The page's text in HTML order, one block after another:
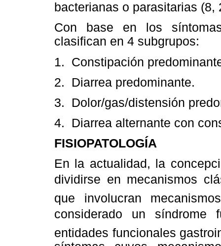
bacterianas o parasitarias (8,
Con base en los
clasifican en 4 subgrupos:
1. Constipación
2. Diarrea predominante.
3. Dolor/gas/distensión
4. Diarrea alternante con
FISIOPATOLOGÍA
En la actualidad, la
dividirse en mecanismos
que involucran
considerado un síndrome
entidades funcionales